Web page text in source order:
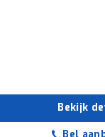
Bekijk